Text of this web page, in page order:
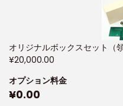
オリジナルボックスセット（
¥20,000.00
オプション料金
¥0.00